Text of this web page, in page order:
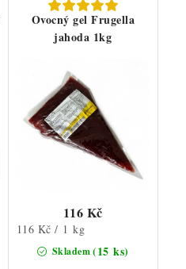
Ovocný gel Frugella
jahoda 1kg
Skladem(15 ks)
116 Kč
Měrná
cena:
116 Kč / 1 kg